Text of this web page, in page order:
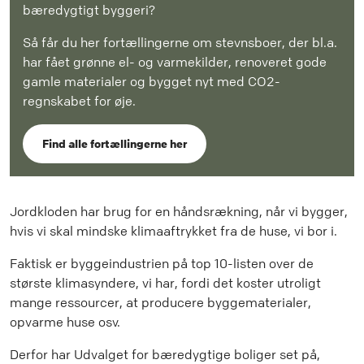
bæredygtigt byggeri?
Så får du her fortællingerne om stevnsboer, der bl.a.
har fået grønne el- og varmekilder, renoveret gode
gamle materialer og bygget nyt med CO2-
regnskabet for øje.
Find alle fortællingerne her
Jordkloden har brug for en håndsrækning, når vi bygger,
hvis vi skal mindske klimaaftrykket fra de huse, vi bor i.
Faktisk er byggeindustrien på top 10-listen over de
største klimasyndere, vi har, fordi det koster utroligt
mange ressourcer, at producere byggematerialer,
opvarme huse osv.
Derfor har Udvalget for bæredygtige boliger set på,